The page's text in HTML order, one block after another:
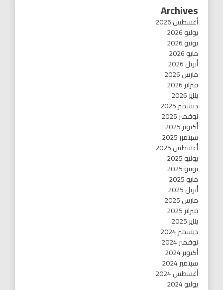
Archives
أغسطس 2026
يوليو 2026
يونيو 2026
مايو 2026
أبريل 2026
مارس 2026
فبراير 2026
يناير 2026
ديسمبر 2025
نوفمبر 2025
أكتوبر 2025
سبتمبر 2025
أغسطس 2025
يوليو 2025
يونيو 2025
مايو 2025
أبريل 2025
مارس 2025
فبراير 2025
يناير 2025
ديسمبر 2024
نوفمبر 2024
أكتوبر 2024
سبتمبر 2024
أغسطس 2024
يوليو 2024